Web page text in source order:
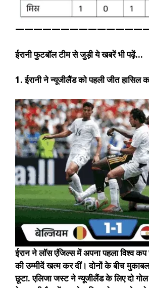
ईरानी फुटबॉल टीम से जुड़ी ये खबरें भी पढ़ें…
1. ईरानी ने न्यूजीलैंड को पहली जीत हासिल
ईरान ने लॉस एंजिल्स में अपना पहला विश्व
की उम्मीदें खत्म कर दीं। दोनों के बीच
छूटा. एलिजा जस्ट ने न्यूजीलैंड के लिए दो